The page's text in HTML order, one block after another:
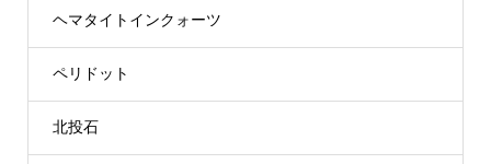
ヘマタイトインクォーツ
ペリドット
北投石